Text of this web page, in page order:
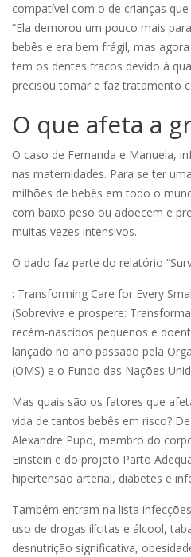
compatível com o de crianças que
“Ela demorou um pouco mais
bebês e era bem frágil, mas
tem os dentes fracos devido à
precisou tomar e faz tratamento
O que afeta a
O caso de Fernanda e Manuela,
nas maternidades. Para se ter
milhões de bebês em todo o
com baixo peso ou adoecem e
muitas vezes intensivos.
O dado faz parte do relatório
: Transforming Care for Every
(Sobreviva e prospere:
recém-nascidos pequenos e
lançado no ano passado pela
(OMS) e o Fundo das Nações
Mas quais são os fatores que
vida de tantos bebês em risco?
Alexandre Pupo, membro do
Einstein e do projeto Parto
hipertensão arterial, diabetes e
Também entram na lista
uso de drogas ilícitas e álcool,
desnutrição significativa,